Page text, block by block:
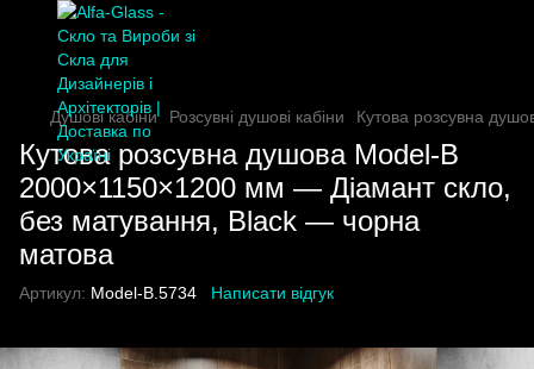
Душові кабіни Розсувні душові кабіни Кутова розсувна
Кутова розсувна душова Model-B
2000×1150×1200 мм — Діамант скло,
без матування, Black — чорна
матова
Артикул: Model-B.5734 Написати відгук